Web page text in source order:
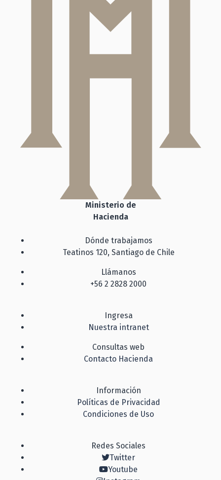
Ministerio de
Hacienda
Dónde trabajamos
Teatinos 120, Santiago de Chile
Llámanos
+56 2 2828 2000
Ingresa
Nuestra intranet
Consultas web
Contacto Hacienda
Información
Políticas de Privacidad
Condiciones de Uso
Redes Sociales
Twitter
Youtube